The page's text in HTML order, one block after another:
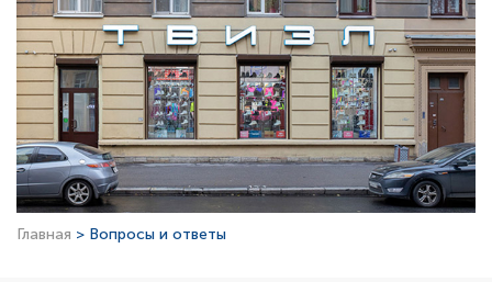
Главная > Вопросы и ответы